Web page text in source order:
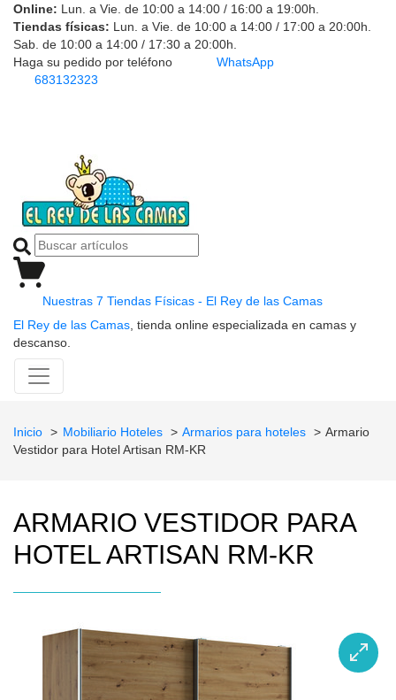
Online: Lun. a Vie. de 10:00 a 14:00 / 16:00 a 19:00h.
Tiendas físicas: Lun. a Vie. de 10:00 a 14:00 / 17:00 a 20:00h.
Sab. de 10:00 a 14:00 / 17:30 a 20:00h.
Haga su pedido por teléfono
683132323
WhatsApp
Nuestras 7 Tiendas Físicas - El Rey de las Camas
El Rey de las Camas , tienda online especializada en camas y
descanso.
Inicio Mobiliario Hoteles Armarios para hoteles
Armario
Vestidor para Hotel Artisan RM-KR
ARMARIO VESTIDOR PARA
HOTEL ARTISAN RM-KR